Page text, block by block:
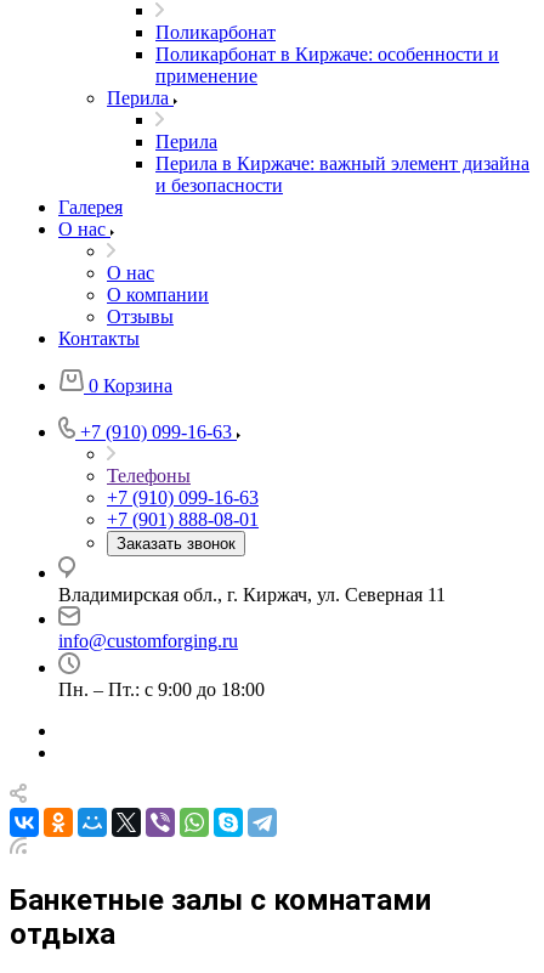
Поликарбонат
Поликарбонат в Киржаче: особенности и
применение
Перила
Перила
Перила в Киржаче: важный элемент дизайна
и безопасности
Галерея
О нас
О нас
О компании
Отзывы
Контакты
0 Корзина
+7 (910) 099-16-63
Телефоны
+7 (910) 099-16-63
+7 (901) 888-08-01
Заказать звонок
Владимирская обл., г. Киржач, ул. Северная 11
info@customforging.ru
Пн. – Пт.: с 9:00 до 18:00
Банкетные залы с комнатами
отдыха